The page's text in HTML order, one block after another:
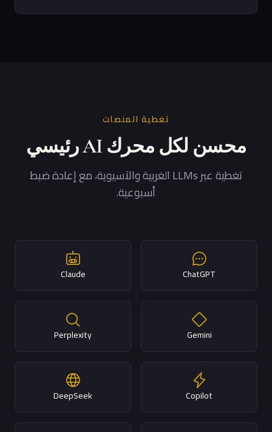
تغطية المنصات
محسن لكل محرك AI رئيسي
تغطية عبر LLMs الغربية والآسيوية، مع إعادة ضبط
أسبوعية.
ChatGPT
Claude
Gemini
Perplexity
Copilot
DeepSeek